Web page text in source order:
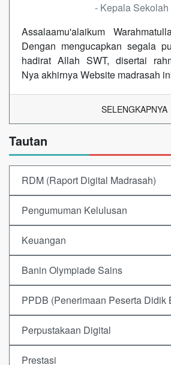
- Kepala Sekolah
Assalaamu'alaikum
Dengan mengucapkan segala
hadirat Allah SWT, disertai
Nya akhirnya Website madrasah
SELENGKAPNYA
Tautan
RDM (Raport Digital Madrasah)
Pengumuman Kelulusan
Keuangan
Banin Olympiade Sains
PPDB (Penerimaan Peserta Didik
Perpustakaan Digital
Prestasi